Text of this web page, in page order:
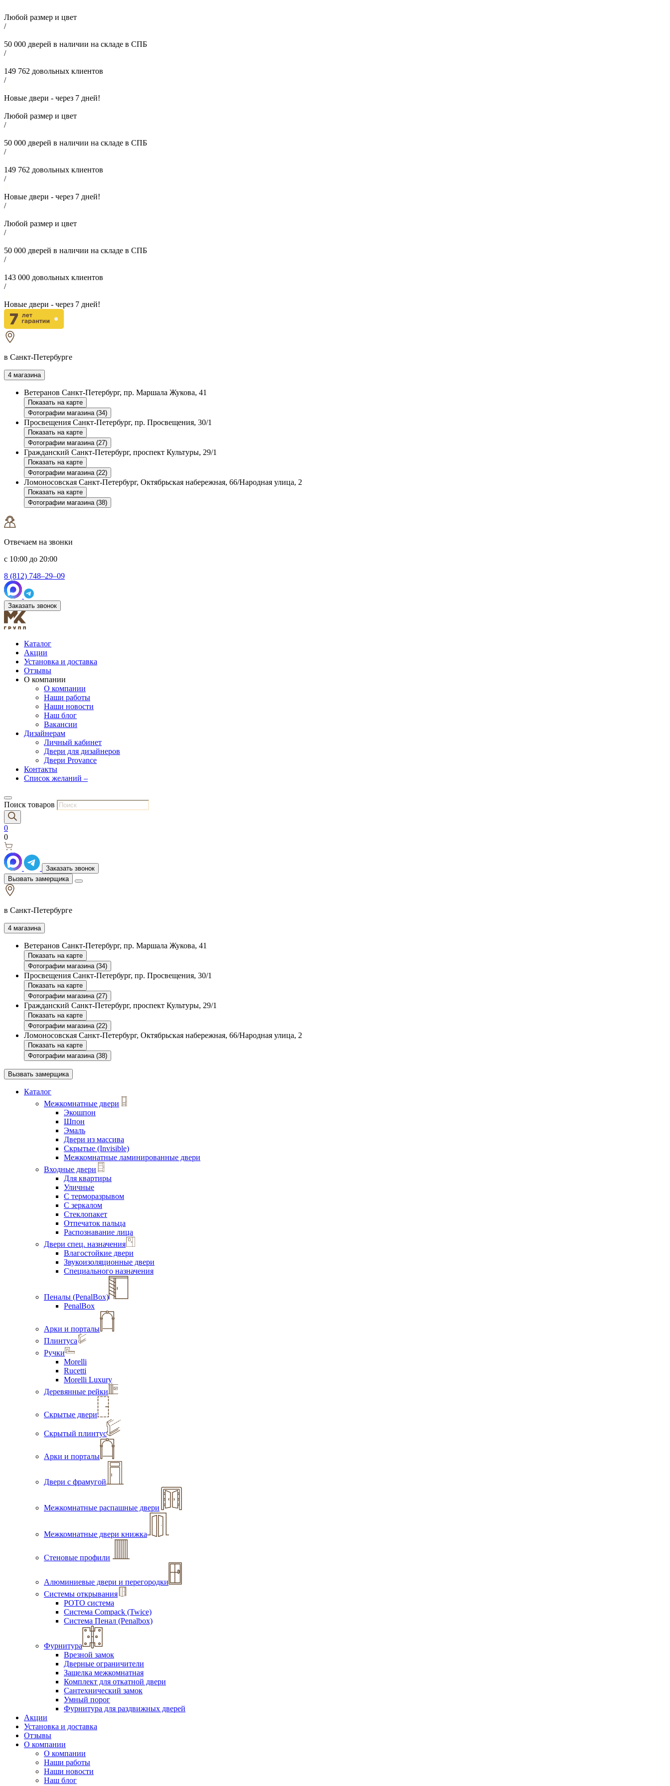
Любой размер и цвет
/
50 000 дверей в наличии на складе в СПБ
/
149 762 довольных клиентов
/
Новые двери - через 7 дней!
Любой размер и цвет
/
50 000 дверей в наличии на складе в СПБ
/
149 762 довольных клиентов
/
Новые двери - через 7 дней!
/
Любой размер и цвет
/
50 000 дверей в наличии на складе в СПБ
/
143 000 довольных клиентов
/
Новые двери - через 7 дней!
в Санкт-Петербурге
4 магазина
Ветеранов Санкт-Петербург, пр. Маршала Жукова, 41
Показать на карте
Фотографии магазина (34)
Просвещения Санкт-Петербург, пр. Просвещения, 30/1
Показать на карте
Фотографии магазина (27)
Гражданский Санкт-Петербург, проспект Культуры, 29/1
Показать на карте
Фотографии магазина (22)
Ломоносовская Санкт-Петербург, Октябрьская набережная, 66/Народная улица, 2
Показать на карте
Фотографии магазина (38)
Отвечаем на звонки
с 10:00 до 20:00
8 (812) 748–29–09
Заказать звонок
Каталог
Акции
Установка и доставка
Отзывы
О компании
О компании
Наши работы
Наши новости
Наш блог
Вакансии
Дизайнерам
Личный кабинет
Двери для дизайнеров
Двери Provance
Контакты
Список желаний –
Поиск товаров
0
0
Заказать звонок
Вызвать замерщика
в Санкт-Петербурге
4 магазина
Ветеранов Санкт-Петербург, пр. Маршала Жукова, 41
Показать на карте
Фотографии магазина (34)
Просвещения Санкт-Петербург, пр. Просвещения, 30/1
Показать на карте
Фотографии магазина (27)
Гражданский Санкт-Петербург, проспект Культуры, 29/1
Показать на карте
Фотографии магазина (22)
Ломоносовская Санкт-Петербург, Октябрьская набережная, 66/Народная улица, 2
Показать на карте
Фотографии магазина (38)
Вызвать замерщика
Каталог
Межкомнатные двери
Экошпон
Шпон
Эмаль
Двери из массива
Скрытые (Invisible)
Межкомнатные ламинированные двери
Входные двери
Для квартиры
Уличные
С терморазрывом
С зеркалом
Стеклопакет
Отпечаток пальца
Распознавание лица
Двери спец. назначения
Влагостойкие двери
Звукоизоляционные двери
Специального назначения
Пеналы (PenalBox)
PenalBox
Арки и порталы
Плинтуса
Ручки
Morelli
Rucetti
Morelli Luxury
Деревянные рейки
Скрытые двери
Скрытый плинтус
Арки и порталы
Двери с фрамугой
Межкомнатные распашные двери
Межкомнатные двери книжка
Стеновые профили
Алюминиевые двери и перегородки
Системы открывания
РОТО система
Система Compack (Twice)
Система Пенал (Penalbox)
Фурнитура
Врезной замок
Дверные ограничители
Защелка межкомнатная
Комплект для откатной двери
Сантехнический замок
Умный порог
Фурнитура для раздвижных дверей
Акции
Установка и доставка
Отзывы
О компании
О компании
Наши работы
Наши новости
Наш блог